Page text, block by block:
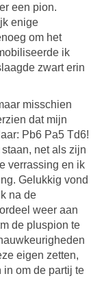
een pion.
enige
om het
ik
zwart erin
misschien
dat mijn
Pb6 Pa5 Td6!
net als zijn
verrassing en ik
Gelukkig vond
na de
weer aan
de pluspion te
eigen zetten,
in om de partij te